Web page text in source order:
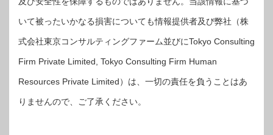
いて被ったいかなる損害についても情報提供者及び弊社（株
式会社東京コンサルティングファーム並びにTokyo Consulting
Firm Private Limited, Tokyo Consulting Firm Human
Resources Private Limited）は、一切の責任を負うことはあ
りませんので、ご了承ください。